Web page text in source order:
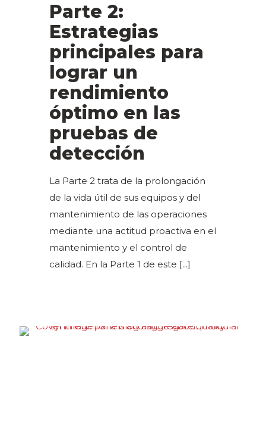
Parte 2:
Estrategias
principales para
lograr un
rendimiento
óptimo en las
pruebas de
detección
La Parte 2 trata de la prolongación
de la vida útil de sus equipos y del
mantenimiento de las operaciones
mediante una actitud proactiva en el
mantenimiento y el control de
calidad. En la Parte 1 de este [...]